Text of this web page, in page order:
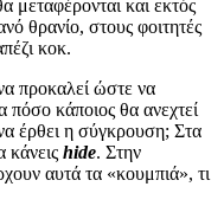
μεταφέρονται και εκτός
θρανίο, στους φοιτητές
κοκ.
προκαλεί ώστε να
πόσο κάποιος θα ανεχτεί
έρθει η σύγκρουση; Στα
κάνεις hide. Στην
αυτά τα «κουμπιά», τι